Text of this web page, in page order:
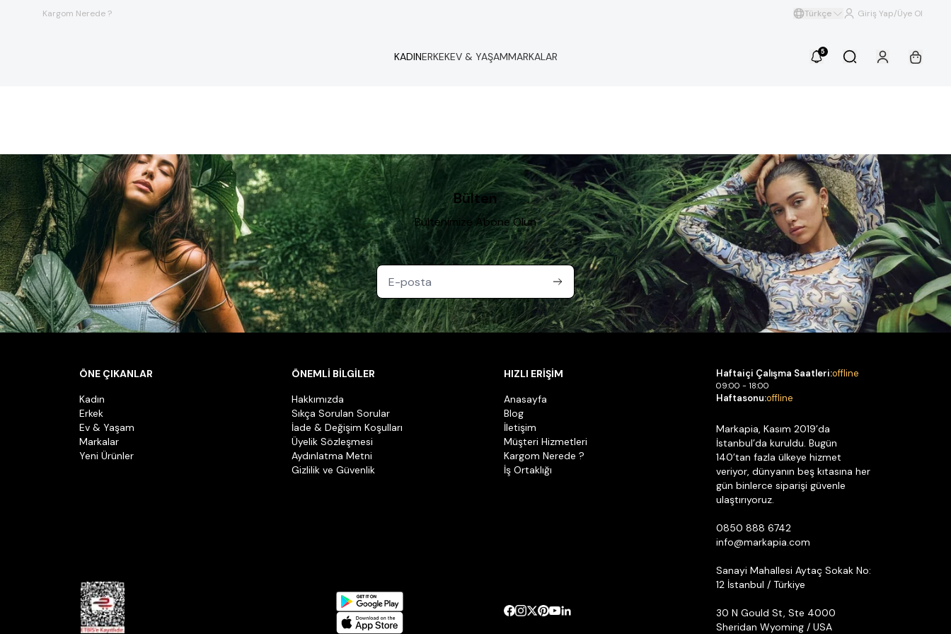
Kargom Nerede ? Türkçe Giriş Yap/Üye Ol
KADINERKEKEV & YAŞAMMARKALAR 5
Bülten
Bültenimize Abone Olun
ÖNE ÇIKANLAR
Kadın
Erkek
Ev & Yaşam
Markalar
Yeni Ürünler
ÖNEMLİ BİLGİLER
Hakkımızda
Sıkça Sorulan Sorular
İade & Değişim Koşulları
Üyelik Sözleşmesi
Aydınlatma Metni
Gizlilik ve Güvenlik
HIZLI ERİŞİM
Anasayfa
Blog
İletişim
Müşteri Hizmetleri
Kargom Nerede ?
İş Ortaklığı
Haftaiçi Çalışma Saatleri:offline
09:00 - 18:00
Haftasonu:offline
Markapia, Kasım 2019’da
İstanbul’da kuruldu. Bugün
140’tan fazla ülkeye hizmet
veriyor, dünyanın beş kıtasına her
gün binlerce siparişi güvenle
ulaştırıyoruz.
0850 888 6742
info@markapia.com
Sanayi Mahallesi Aytaç Sokak No:
12 İstanbul / Türkiye
30 N Gould St, Ste 4000
Sheridan Wyoming / USA